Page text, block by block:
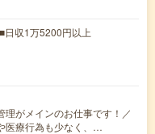
収1万5200円以上
理がメインのお仕事です！／
医療行為も少なく、…